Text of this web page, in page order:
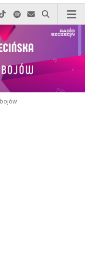
do nas zadzwoń
na Facebook-u
nas na Xnas na Instagram-ie
Odwiedź nas na TikTok-u
Szukaj nas na Spotify
Wyślij do nas
Szukaj